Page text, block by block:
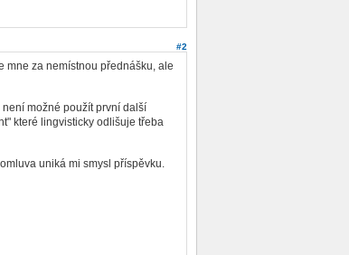
#2
mne za nemístnou přednášku, ale
možné použít první další
které lingvisticky odlišuje třeba
uniká mi smysl příspěvku.